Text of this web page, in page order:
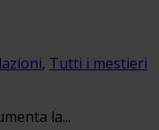
, Tutti i mestieri
la...